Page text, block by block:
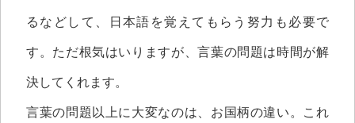
るなどして、日本語を覚えてもらう努力も必要で
す。ただ根気はいりますが、言葉の問題は時間が解
決してくれます。
言葉の問題以上に大変なのは、お国柄の違い。これ